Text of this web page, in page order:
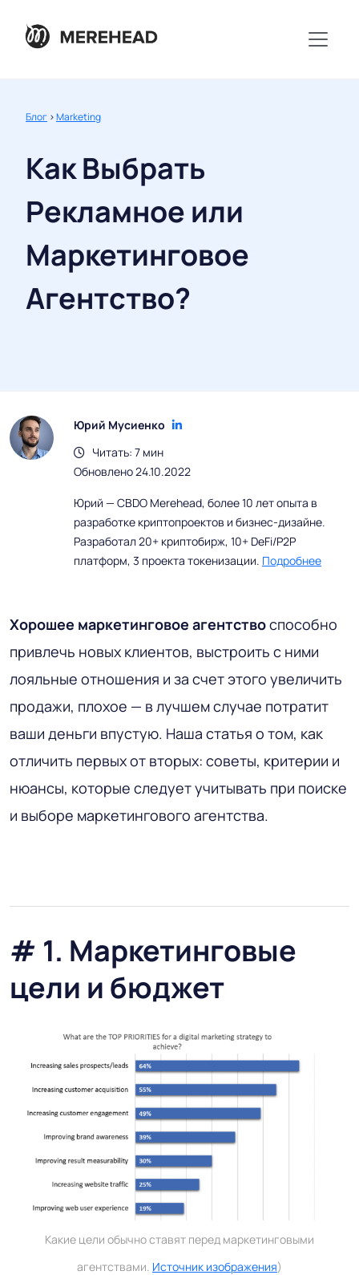
Блог >Marketing
Как Выбрать
Рекламное или
Маркетинговое
Агентство?
Юрий Мусиенко
Читать: 7 мин
Обновлено 24.10.2022
Юрий — CBDO Merehead, более 10 лет опыта в
разработке криптопроектов и бизнес-дизайне.
Разработал 20+ криптобирж, 10+ DeFi/P2P
платформ, 3 проекта токенизации. Подробнее
Хорошее маркетинговое агентствоспособно
привлечь новых клиентов, выстроить с ними
лояльные отношения и за счет этого увеличить
продажи, плохое — в лучшем случае потратит
ваши деньги впустую. Наша статья о том, как
отличить первых от вторых: советы, критерии и
нюансы, которые следует учитывать при поиске
и выборе маркетингового агентства.
# 1. Маркетинговые
цели и бюджет
Какие цели обычно ставят перед маркетинговыми
агентствами. Источник изображения)